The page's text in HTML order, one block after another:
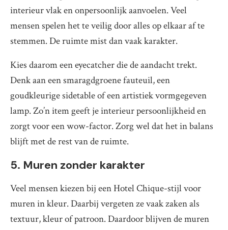
interieur vlak en onpersoonlijk aanvoelen. Veel
mensen spelen het te veilig door alles op elkaar af te
stemmen. De ruimte mist dan vaak karakter.
Kies daarom een eyecatcher die de aandacht trekt.
Denk aan een smaragdgroene fauteuil, een
goudkleurige sidetable of een artistiek vormgegeven
lamp. Zo’n item geeft je interieur persoonlijkheid en
zorgt voor een wow-factor. Zorg wel dat het in balans
blijft met de rest van de ruimte.
5. Muren zonder karakter
Veel mensen kiezen bij een Hotel Chique-stijl voor
muren in kleur. Daarbij vergeten ze vaak zaken als
textuur, kleur of patroon. Daardoor blijven de muren